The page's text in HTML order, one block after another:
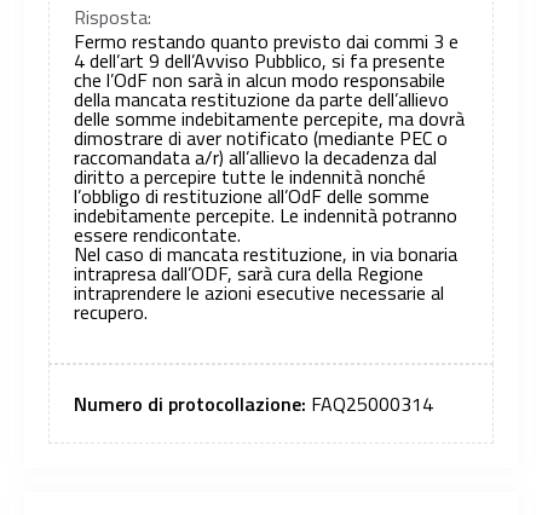
Risposta:
Fermo restando quanto previsto dai commi 3 e
4 dell’art 9 dell’Avviso Pubblico, si fa presente
che l’OdF non sarà in alcun modo responsabile
della mancata restituzione da parte dell’allievo
delle somme indebitamente percepite, ma dovrà
dimostrare di aver notificato (mediante PEC o
raccomandata a/r) all’allievo la decadenza dal
diritto a percepire tutte le indennità nonché
l’obbligo di restituzione all’OdF delle somme
indebitamente percepite. Le indennità potranno
essere rendicontate.
Nel caso di mancata restituzione, in via bonaria
intrapresa dall’ODF, sarà cura della Regione
intraprendere le azioni esecutive necessarie al
recupero.
Numero di protocollazione: FAQ25000314